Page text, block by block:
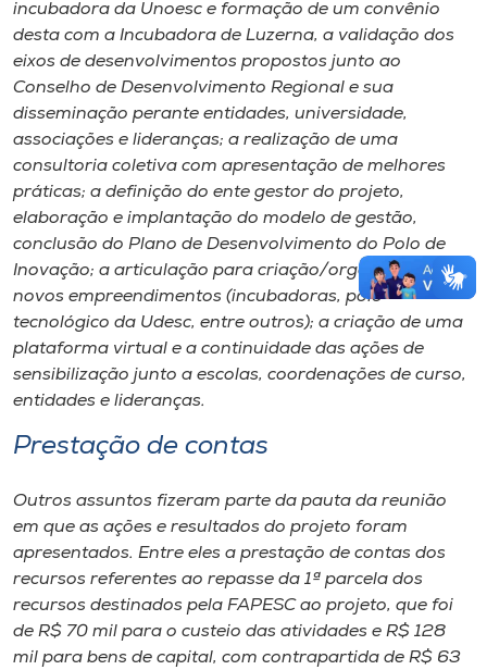
incubadora da Unoesc e formação de um convênio
desta com a Incubadora de Luzerna, a validação dos
eixos de desenvolvimentos propostos junto ao
Conselho de Desenvolvimento Regional e sua
disseminação perante entidades, universidade,
associações e lideranças; a realização de uma
consultoria coletiva com apresentação de melhores
práticas; a definição do ente gestor do projeto,
elaboração e implantação do modelo de gestão,
conclusão do Plano de Desenvolvimento do Polo de
Inovação; a articulação para criação/organização de
novos empreendimentos (incubadoras, polo
tecnológico da Udesc, entre outros); a criação de uma
plataforma virtual e a continuidade das ações de
sensibilização junto a escolas, coordenações de curso,
entidades e lideranças.
Prestação de contas
Outros assuntos fizeram parte da pauta da reunião
em que as ações e resultados do projeto foram
apresentados. Entre eles a prestação de contas dos
recursos referentes ao repasse da 1ª parcela dos
recursos destinados pela FAPESC ao projeto, que foi
de R$ 70 mil para o custeio das atividades e R$ 128
mil para bens de capital, com contrapartida de R$ 63